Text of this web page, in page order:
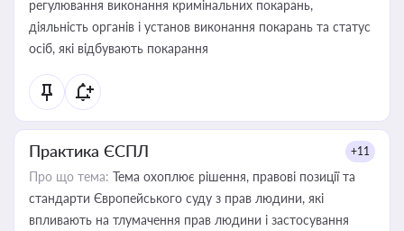
регулювання виконання кримінальних покарань,
діяльність органів і установ виконання покарань та статус
осіб, які відбувають покарання
Практика ЄСПЛ +11
Про що тема: Тема охоплює рішення, правові позиції та
стандарти Європейського суду з прав людини, які
впливають на тлумачення прав людини і застосування